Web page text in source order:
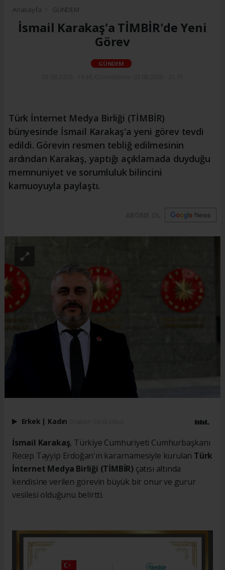
Anasayfa GÜNDEM
İsmail Karakaş'a TİMBİR'de Yeni
Görev
GÜNDEM
Türk İnternet Medya Birliği (TİMBİR)
bünyesinde İsmail Karakaş'a yeni görev tevdi
edildi. Görevin resmen tebliğ edilmesinin
ardından Karakaş, yaptığı açıklamada duyduğu
memnuniyet ve sorumluluk bilincini
kamuoyuyla paylaştı.
Erkek | Kadın
İsmail Karakaş, Türkiye Cumhuriyeti Cumhurbaşkanı
Recep Tayyip Erdoğan'ın kararnamesiyle kurulan Türk
İnternet Medya Birliği (TİMBİR) çatısı altında
kendisine verilen görevin büyük bir onur ve gurur
vesilesi olduğunu belirtti.